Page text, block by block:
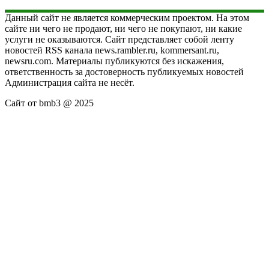
Данный сайт не является коммерческим проектом. На этом
сайте ни чего не продают, ни чего не покупают, ни какие
услуги не оказываются. Сайт представляет собой ленту
новостей RSS канала news.rambler.ru, kommersant.ru,
newsru.com. Материалы публикуются без искажения,
ответственность за достоверность публикуемых новостей
Администрация сайта не несёт.
Сайт от bmb3 @ 2025